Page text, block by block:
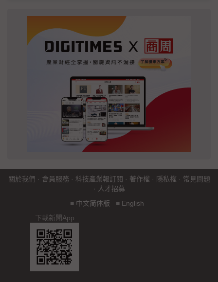
關於我們 · 會員服務 · 科技產業報訂閱 · 著作權 · 隱私權 · 常見問題
· 人才招募
■ 中文简体版 ■ English
下載新聞App